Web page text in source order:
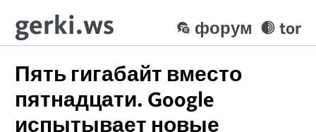
gerki.ws tor
форум
Пять гигабайт вместо
пятнадцати. Google
испытывает новые